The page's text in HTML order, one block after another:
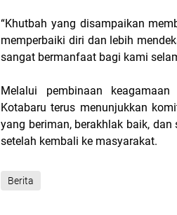
“Khutbah yang disampaikan
memperbaiki diri dan lebih
sangat bermanfaat bagi kami
Melalui pembinaan
Kotabaru terus menunjukkan
yang beriman, berakhlak baik,
setelah kembali ke masyarakat.
Berita